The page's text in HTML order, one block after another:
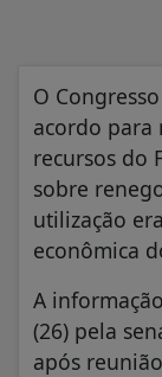
O
acordo para
recursos do
sobre
utilização
econômica
A
(26) pela
após